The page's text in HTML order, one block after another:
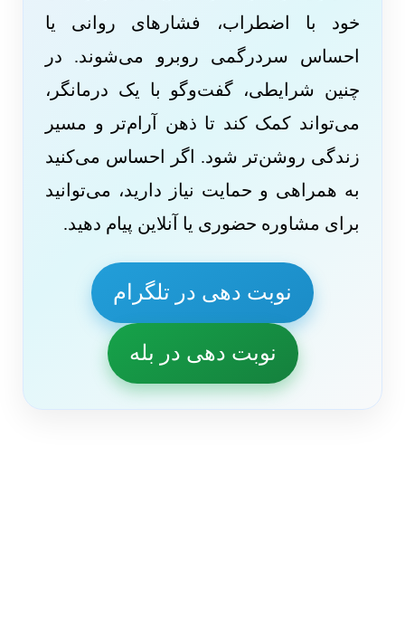
خود با اضطراب، فشارهای روانی یا
احساس سردرگمی روبرو می‌شوند. در
چنین شرایطی، گفت‌وگو با یک درمانگر،
می‌تواند کمک کند تا ذهن آرام‌تر و مسیر
زندگی روشن‌تر شود. اگر احساس می‌کنید
به همراهی و حمایت نیاز دارید، می‌توانید
برای مشاوره حضوری یا آنلاین پیام دهید.
نوبت دهی در تلگرام
نوبت دهی در بله